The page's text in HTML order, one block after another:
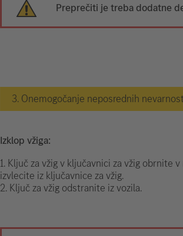
Preprečiti je treba dodatne
3. Onemogočanje neposrednih
Izklop vžiga:
1. Ključ za vžig v ključavnici za vžig obrnite
izvlecite iz ključavnice za vžig.
2. Ključ za vžig odstranite iz vozila.